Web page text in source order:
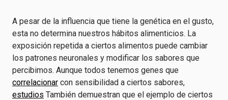
A pesar de la influencia que tiene la genética en el gusto,
esta no determina nuestros hábitos alimenticios. La
exposición repetida a ciertos alimentos puede cambiar
los patrones neuronales y modificar los sabores que
percibimos. Aunque todos tenemos genes que
correlacionar con sensibilidad a ciertos sabores,
estudios También demuestran que el ejemplo de ciertos